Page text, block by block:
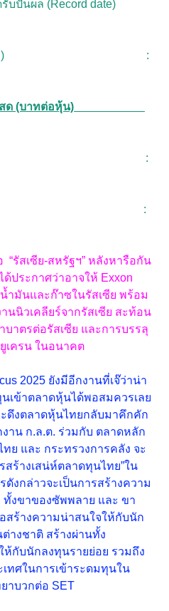
รับปันผล (Record date)
ธิปันผล(XD) :
นเงินสด (บาทต่อหุ้น)
ปันผล :
ลจาก :
รัสเซีย-สหรัฐฯ” หลังหารือกัน
ประกาศว่าอาจให้ Exxon
ำมันและก๊าซในรัสเซีย พร้อม
นนิวเคลียร์จากรัสเซีย สะท้อน
าตรต่อรัสเซีย และการบรรลุ
เครน ในอนาคต
2025 ยังมีอีกงานที่เจ๊ว่าน่า
เข้าตลาดหุ้นได้พอสมควรเลย
ะดึงตลาดหุ้นไทยกลับมาคึกคัก
าน ก.ล.ต. ร่วมกับ ตลาดหลัก
ย และ กระทรวงการคลัง จะ
สร้างเสน่ห์ตลาดทุนไทย”ใน
งกล่าวจะเป็นการสร้างความ
งขาของซัพพลาย และ ขา
สร้างความน่าสนใจให้กับนัก
างชาติ สร้างผ่านทั้ง
กับนักลงทุนรายย่อย รวมถึง
ทศในการเข้าระดมทุนใน
าบวกต่อ SET